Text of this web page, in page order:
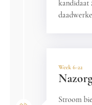
kandidaat
Week 6-22
Stroom